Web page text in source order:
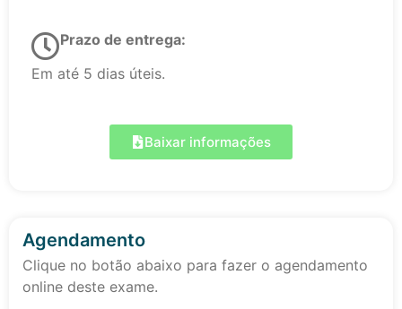
Prazo de entrega:
Em até 5 dias úteis.
Baixar informações
Agendamento
Clique no botão abaixo para fazer o agendamento
online deste exame.